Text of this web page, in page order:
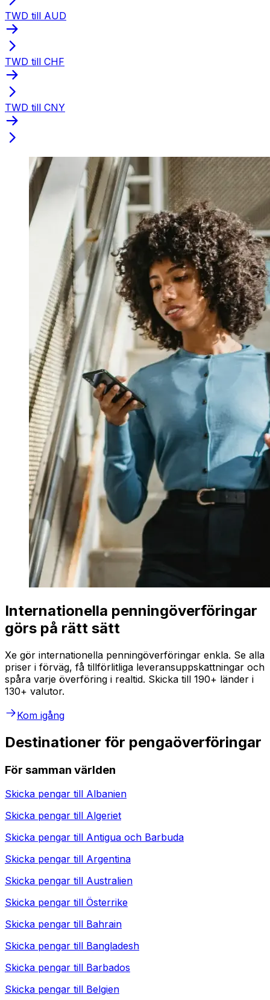
TWD till AUD
TWD till CHF
TWD till CNY
Internationella penningöverföringar
görs på rätt sätt
Xe gör internationella penningöverföringar enkla. Se alla
priser i förväg, få tillförlitliga leveransuppskattningar och
spåra varje överföring i realtid. Skicka till 190+ länder i
130+ valutor.
Kom igång
Destinationer för pengaöverföringar
För samman världen
Skicka pengar till Albanien
Skicka pengar till Algeriet
Skicka pengar till Antigua och Barbuda
Skicka pengar till Argentina
Skicka pengar till Australien
Skicka pengar till Österrike
Skicka pengar till Bahrain
Skicka pengar till Bangladesh
Skicka pengar till Barbados
Skicka pengar till Belgien